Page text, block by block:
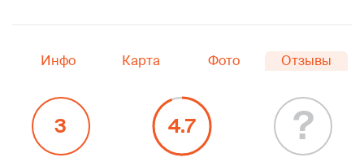
Инфо Карта Фото Отзывы
3 4.7 ?